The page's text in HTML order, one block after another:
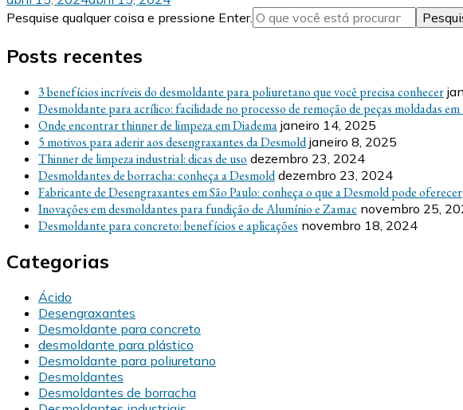
Procurando
algo?
Pesquise qualquer coisa e pressione Enter.
Posts recentes
3 benefícios incríveis do desmoldante para poliuretano que você precisa conhecer
Desmoldante para acrílico: facilidade no processo de remoção de peças moldadas
Onde encontrar thinner de limpeza em Diadema janeiro 14, 2025
5 motivos para aderir aos desengraxantes da Desmold janeiro 8, 2025
Thinner de limpeza industrial: dicas de uso dezembro 23, 2024
Desmoldantes de borracha: conheça a Desmold dezembro 23, 2024
Fabricante de Desengraxantes em São Paulo: conheça o que a Desmold pode oferecer
Inovações em desmoldantes para fundição de Alumínio e Zamac novembro 25,
Desmoldante para concreto: benefícios e aplicações novembro 18, 2024
Categorias
Ácido
Desengraxantes
Desmoldante para concreto
desmoldante para plástico
Desmoldante para poliuretano
Desmoldantes
Desmoldantes de borracha